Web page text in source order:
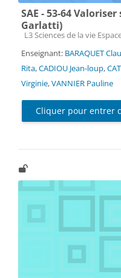
SAE - 53-64
Garlatti)
Catégorie de cours
L3 Sciences de la vie
Enseignant: BARAQUET
Rita,CADIOU Jean-loup,
Virginie,VANNIER Pauline
Cliquer pour entrer